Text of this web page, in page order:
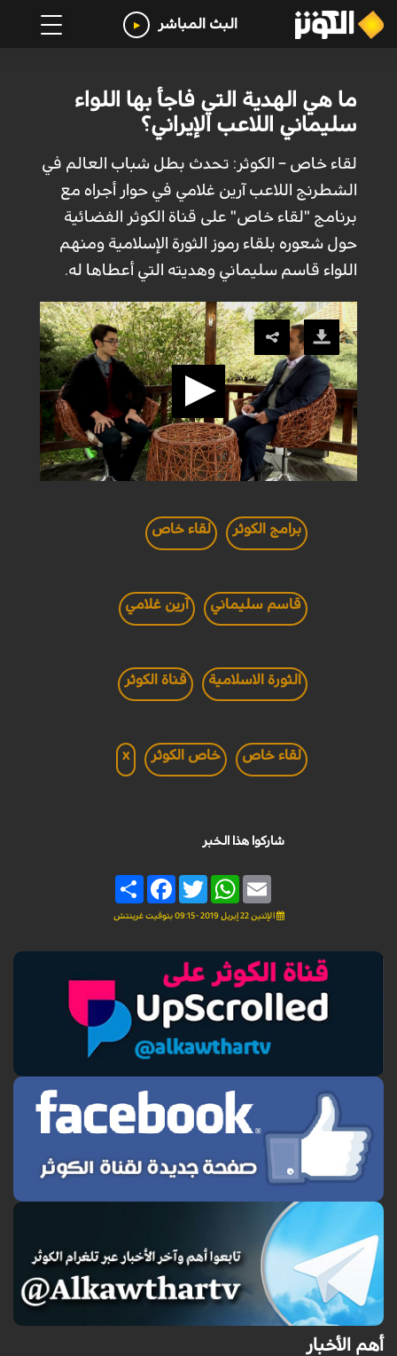
البث المباشر
ما هي الهدية التي فاجأ بها اللواء
سليماني اللاعب الإيراني؟
لقاء خاص – الكوثر: تحدث بطل شباب العالم في
الشطرنج اللاعب آرين غلامي في حوار أجراه مع
برنامج "لقاء خاص" على قناة الكوثر الفضائية
حول شعوره بلقاء رموز الثورة الإسلامية ومنهم
اللواء قاسم سليماني وهديته التي أعطاها له.
برامج الكوثر لقاء خاص
قاسم سليماني آرين غلامي
الثورة الاسلامية قناة الكوثر
لقاء خاص خاص الكوثر x
شاركوا هذا الخبر
Share
FacebookTwitter
WhatsAppEmail
الإثنين 22 إبريل 2019 - 09:15 بتوقيت غرينتش
أهم الأخبار